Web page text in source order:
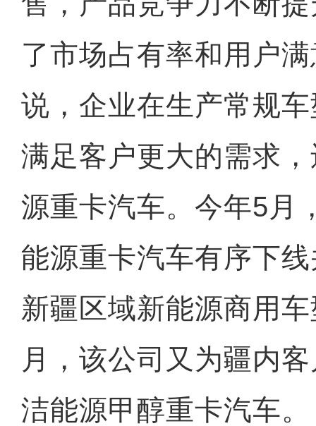
了市场占有率和用户
说，企业在生产常规
满足客户更大的需求
源重卡汽车。今年5月
能源重卡汽车有序下
新疆区域新能源商用
月，该公司又为疆内
洁能源甲醇重卡汽车。